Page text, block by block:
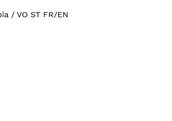
/ VO ST FR/EN